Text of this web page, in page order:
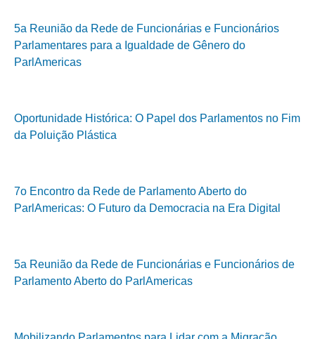
5a Reunião da Rede de Funcionárias e Funcionários
Parlamentares para a Igualdade de Gênero do
ParlAmericas
Oportunidade Histórica: O Papel dos Parlamentos no Fim
da Poluição Plástica
7o Encontro da Rede de Parlamento Aberto do
ParlAmericas: O Futuro da Democracia na Era Digital
5a Reunião da Rede de Funcionárias e Funcionários de
Parlamento Aberto do ParlAmericas